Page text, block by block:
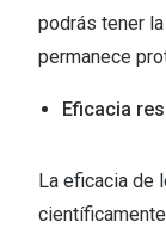
podrás tener
permanece
Eficacia
La eficacia